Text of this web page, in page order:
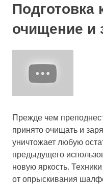
Подготовка
очищение и
Прежде чем
принято очищать и
уничтожает любую
предыдущего
новую яркость.
от опрыскивания